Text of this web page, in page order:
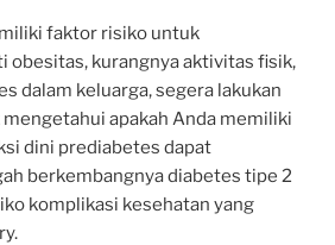
faktor risiko untuk
obesitas, kurangnya aktivitas fisik,
dalam keluarga, segera lakukan
apakah Anda memiliki
dini prediabetes dapat
berkembangnya diabetes tipe 2
komplikasi kesehatan yang